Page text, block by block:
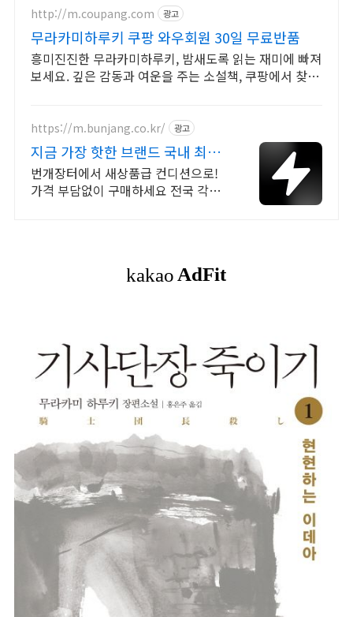
http://m.coupang.com 광고
무라카미하루키 쿠팡 와우회원 30일 무료반품
흥미진진한 무라카미하루키, 밤새도록 읽는 재미에 빠져
보세요. 깊은 감동과 여운을 주는 소설책, 쿠팡에서 찾아
https://m.bunjang.co.kr/ 광고
지금 가장 핫한 브랜드 국내 최대
브랜드 중고거래
번개장터에서 새상품급 컨디션으로!
가격 부담없이 구매하세요 전국 각지